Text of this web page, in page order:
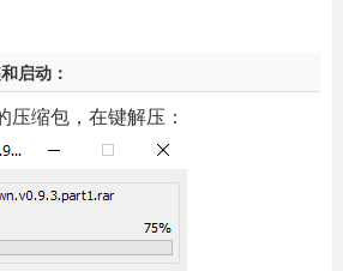
启动：
缩包，在键解压：